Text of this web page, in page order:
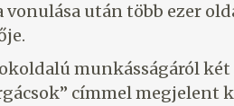
vonulása után több ezer
munkásságáról
címmel megjelent